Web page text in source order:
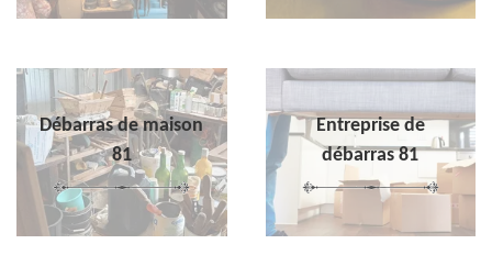
Débarras de maison
81
Entreprise de
débarras 81